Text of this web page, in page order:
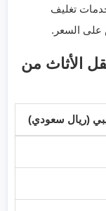
تغليف
على السعر.
الأثاث من
(ريال سعودي)